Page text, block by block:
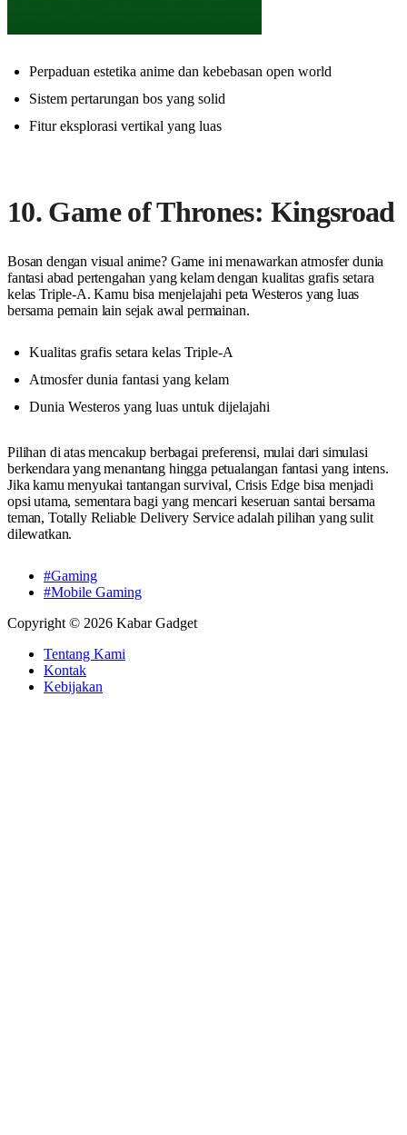
Perpaduan estetika anime dan kebebasan open world
Sistem pertarungan bos yang solid
Fitur eksplorasi vertikal yang luas
10. Game of Thrones: Kingsroad
Bosan dengan visual anime? Game ini menawarkan atmosfer dunia
fantasi abad pertengahan yang kelam dengan kualitas grafis setara
kelas Triple-A. Kamu bisa menjelajahi peta Westeros yang luas
bersama pemain lain sejak awal permainan.
Kualitas grafis setara kelas Triple-A
Atmosfer dunia fantasi yang kelam
Dunia Westeros yang luas untuk dijelajahi
Pilihan di atas mencakup berbagai preferensi, mulai dari simulasi
berkendara yang menantang hingga petualangan fantasi yang intens.
Jika kamu menyukai tantangan survival, Crisis Edge bisa menjadi
opsi utama, sementara bagi yang mencari keseruan santai bersama
teman, Totally Reliable Delivery Service adalah pilihan yang sulit
dilewatkan.
#Gaming
#Mobile Gaming
Copyright © 2026 Kabar Gadget
Tentang Kami
Kontak
Kebijakan